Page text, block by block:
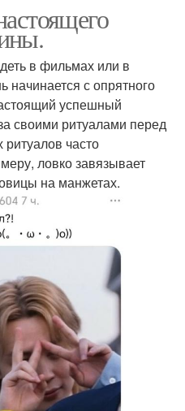
в фильмах или в
начинается с опрятного
успешный
своими ритуалами перед
часто
ловко завязывает
на манжетах.